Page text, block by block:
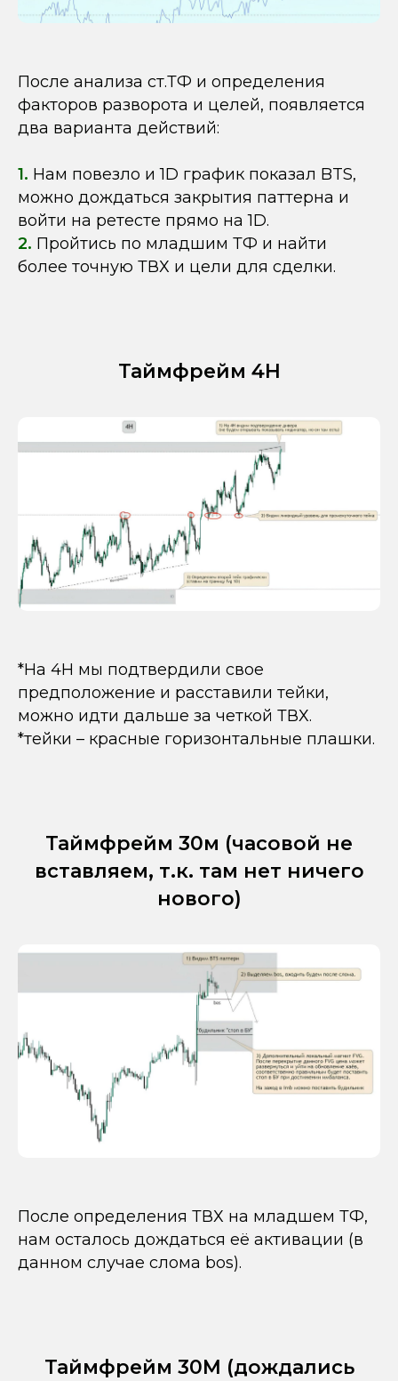
После анализа ст.ТФ и определения
факторов разворота и целей, появляется
два варианта действий:
1. Нам повезло и 1D график показал BTS,
можно дождаться закрытия паттерна и
войти на ретесте прямо на 1D.
2. Пройтись по младшим ТФ и найти
более точную ТВХ и цели для сделки.
Таймфрейм 4Н
*На 4Н мы подтвердили свое
предположение и расставили тейки,
можно идти дальше за четкой ТВХ.
*тейки – красные горизонтальные плашки.
Таймфрейм 30м (часовой не
вставляем, т.к. там нет ничего
нового)
После определения ТВХ на младшем ТФ,
нам осталось дождаться её активации (в
данном случае слома bos).
Таймфрейм 30М (дождались